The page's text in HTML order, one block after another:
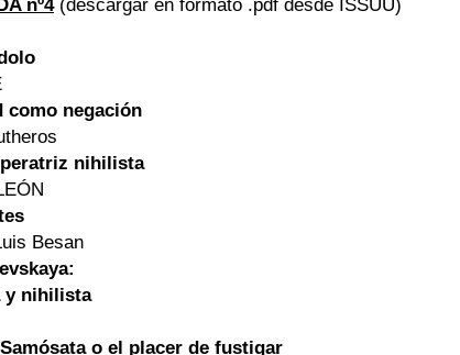
nº4(descargar en formato .pdf desde ISSUU)
como negación
nihilista
Besan
y nihilista
o el placer de fustigar